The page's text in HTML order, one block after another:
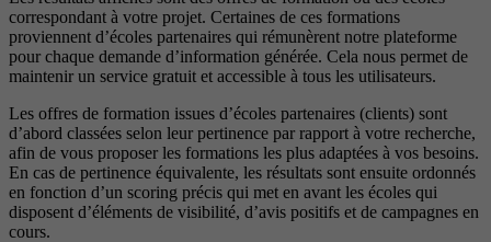
correspondant à votre projet. Certaines de ces formations
proviennent d’écoles partenaires qui rémunèrent notre plateforme
pour chaque demande d’information générée. Cela nous permet de
maintenir un service gratuit et accessible à tous les utilisateurs.
Les offres de formation issues d’écoles partenaires (clients) sont
d’abord classées selon leur pertinence par rapport à votre recherche,
afin de vous proposer les formations les plus adaptées à vos besoins.
En cas de pertinence équivalente, les résultats sont ensuite ordonnés
en fonction d’un scoring précis qui met en avant les écoles qui
disposent d’éléments de visibilité, d’avis positifs et de campagnes en
cours.